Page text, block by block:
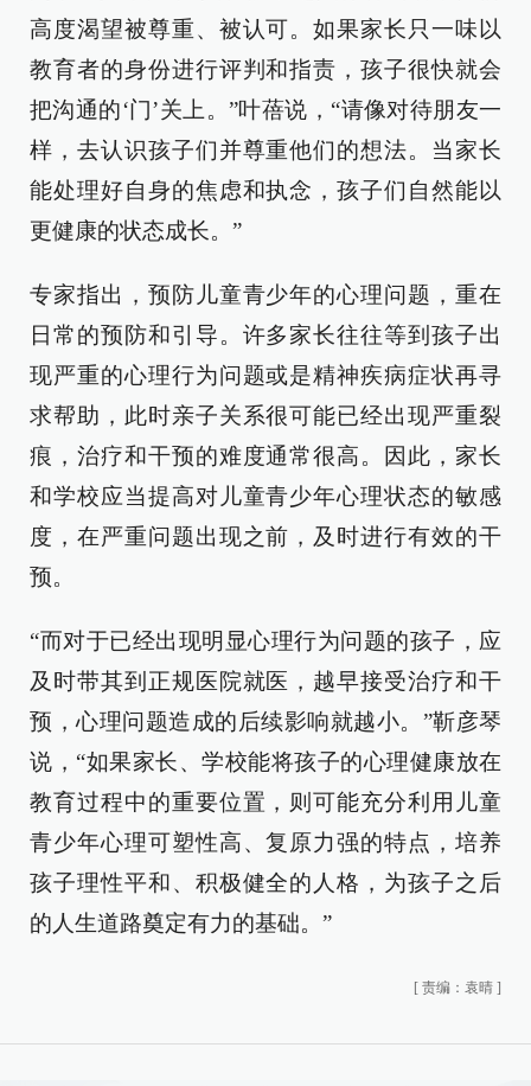
高度渴望被尊重、被认可。如果家长只一味以
教育者的身份进行评判和指责，孩子很快就会
把沟通的‘门’关上。”叶蓓说，“请像对待朋友一
样，去认识孩子们并尊重他们的想法。当家长
能处理好自身的焦虑和执念，孩子们自然能以
更健康的状态成长。”
专家指出，预防儿童青少年的心理问题，重在
日常的预防和引导。许多家长往往等到孩子出
现严重的心理行为问题或是精神疾病症状再寻
求帮助，此时亲子关系很可能已经出现严重裂
痕，治疗和干预的难度通常很高。因此，家长
和学校应当提高对儿童青少年心理状态的敏感
度，在严重问题出现之前，及时进行有效的干
预。
“而对于已经出现明显心理行为问题的孩子，应
及时带其到正规医院就医，越早接受治疗和干
预，心理问题造成的后续影响就越小。”靳彦琴
说，“如果家长、学校能将孩子的心理健康放在
教育过程中的重要位置，则可能充分利用儿童
青少年心理可塑性高、复原力强的特点，培养
孩子理性平和、积极健全的人格，为孩子之后
的人生道路奠定有力的基础。”
[ 责编：袁晴 ]